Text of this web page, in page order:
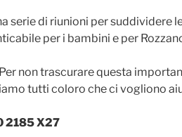
serie di riunioni per suddividere
per i bambini e per
non trascurare questa
tutti coloro che ci vogliono
2185 X27